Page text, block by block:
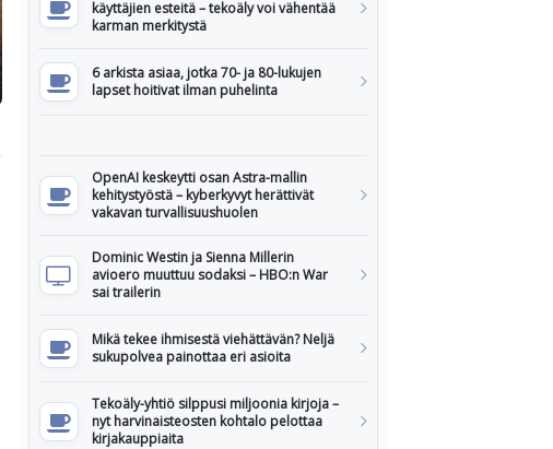
käyttäjien esteitä – tekoäly voi vähentää
karman merkitystä
6 arkista asiaa, jotka 70- ja 80-lukujen
lapset hoitivat ilman puhelinta
OpenAI keskeytti osan Astra-mallin
kehitystyöstä – kyberkyvyt herättivät
vakavan turvallisuushuolen
Dominic Westin ja Sienna Millerin
avioero muuttuu sodaksi – HBO:n War
sai trailerin
Mikä tekee ihmisestä viehättävän? Neljä
sukupolvea painottaa eri asioita
Tekoäly-yhtiö silppusi miljoonia kirjoja –
nyt harvinaisteosten kohtalo pelottaa
kirjakauppiaita